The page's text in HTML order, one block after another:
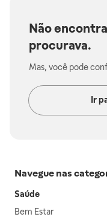
Não
procurava.
Mas, você pode
Ir
Navegue nas
Saúde
Bem Estar